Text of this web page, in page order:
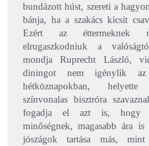
bundázott húst, szereti a
bánja, ha a szakács kicsit
Ezért az éttermeknek
elrugaszkodniuk a
mondja Ruprecht László,
diningot nem igénylik
hétköznapokban,
színvonalas bisztróra
fogadja el azt is, hogy
minőségnek, magasabb ára
jószágok tartása más,